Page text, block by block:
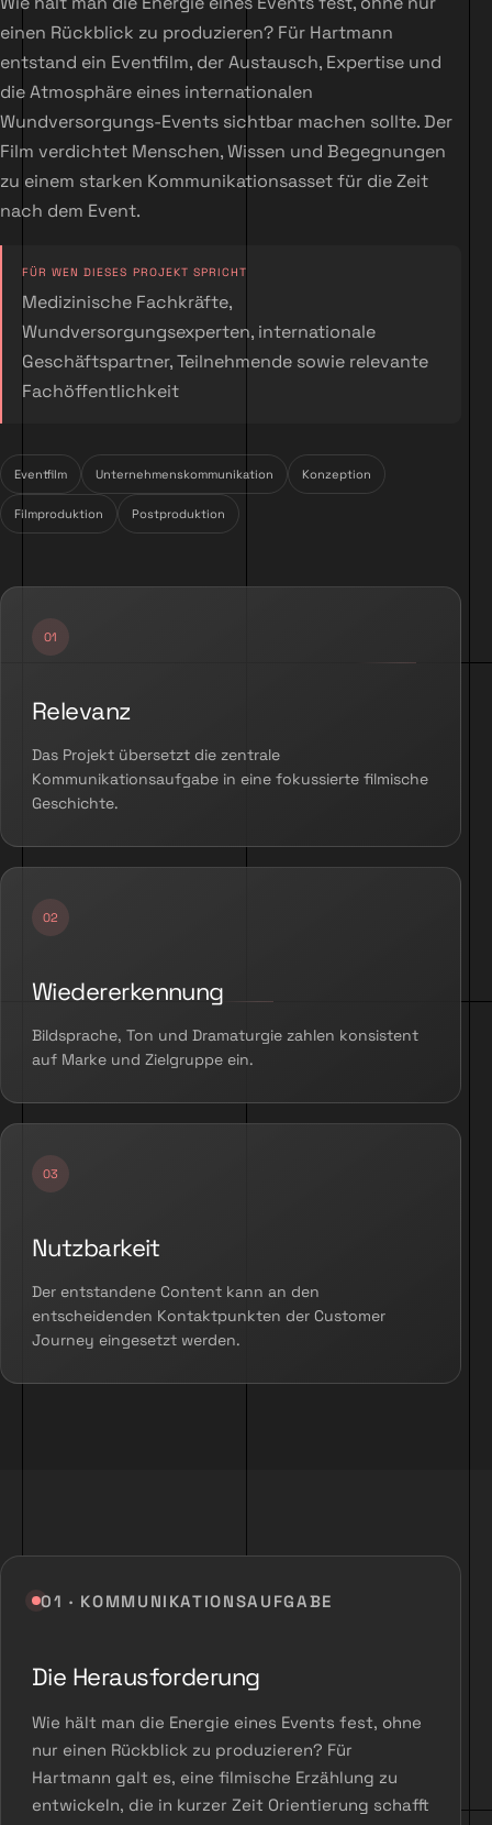
einen Rückblick zu produzieren? Für Hartmann
entstand ein Eventfilm, der Austausch, Expertise und
die Atmosphäre eines internationalen
Wundversorgungs-Events sichtbar machen sollte. Der
Film verdichtet Menschen, Wissen und Begegnungen
zu einem starken Kommunikationsasset für die Zeit
nach dem Event.
FÜR WEN DIESES PROJEKT SPRICHT
Medizinische Fachkräfte,
Wundversorgungsexperten, internationale
Geschäftspartner, Teilnehmende sowie relevante
Fachöffentlichkeit
Eventfilm Unternehmenskommunikation Konzeption
Filmproduktion Postproduktion
Relevanz
Das Projekt übersetzt die zentrale
Kommunikationsaufgabe in eine fokussierte filmische
Geschichte.
Wiedererkennung
Bildsprache, Ton und Dramaturgie zahlen konsistent
auf Marke und Zielgruppe ein.
Nutzbarkeit
Der entstandene Content kann an den
entscheidenden Kontaktpunkten der Customer
Journey eingesetzt werden.
01 · KOMMUNIKATIONSAUFGABE
Die Herausforderung
Wie hält man die Energie eines Events fest, ohne
nur einen Rückblick zu produzieren? Für
Hartmann galt es, eine filmische Erzählung zu
entwickeln, die in kurzer Zeit Orientierung schafft